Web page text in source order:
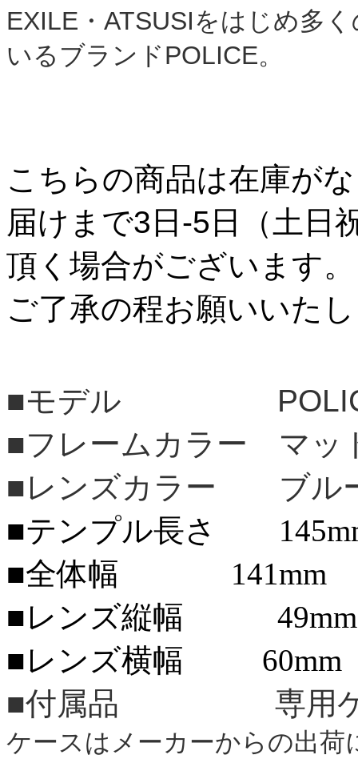
EXILE・ATSUSIをはじめ多
いるブランドPOLICE。
こちらの商品は在庫が
届けまで3日-5日（土日
頂く場合がございます。
ご了承の程お願いいた
■モデル
■フレームカラー マッ
■レンズカラー ブル
■テンプル長さ
■全体幅 141mm
■レンズ縦幅 49mm
■レンズ横幅 60mm
■付属品 専用ケ
ケースはメーカーからの出